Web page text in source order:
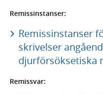
Remissinstanser:
Remissinstanser
skrivelser
djurförsöksetiska
Remissvar: